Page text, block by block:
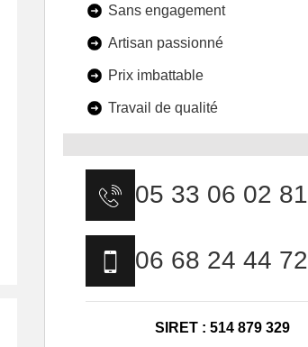
Sans engagement
Artisan passionné
Prix imbattable
Travail de qualité
05 33 06 02 81
06 68 24 44 72
SIRET : 514 879 329